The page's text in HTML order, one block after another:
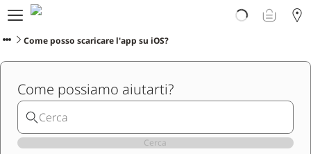
Prodotti
Scopri Ploom
Club
Assistenza
Avvertenze sul prodotto
Come posso scaricare l'app su iOS?
Come possiamo aiutarti?
Cerca